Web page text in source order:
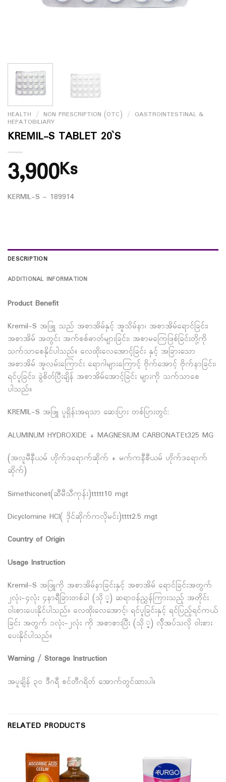
HEALTH / NON PRESCRIPTION (OTC) / GASTROINTESTINAL &
HEPATOBILIARY
KREMIL-S TABLET 20`S
3,900Ks
KERMIL-S – 189914
DESCRIPTION
ADDITIONAL INFORMATION
Product Benefit
Kremil-S အဖြူ သည် အစာအိမ်နှင့် အူသိမ်နာ၊ အစာအိမ်ရောင်ခြင်း၊
အစာအိမ် အတွင်း အက်စစ်ဓာတ်များခြင်း၊ အစာမကြေဖြစ်ခြင်းတို့ကို
သက်သာစေနိုင်ပါသည်။ လေထိုးလေအောင့်ခြင်း နှင့် အခြားသော
အစာအိမ် အူလမ်းကြောင်း ရောဂါများကြောင့် ဗိုက်အောင့် ဗိုက်နာခြင်း၊
ရင်ပူခြင်း၊ ခွဲစိတ်ပြီးချိန် အစာအိမ်အောင့်ခြင်း များကို သက်သာစေ
ပါသည်။
KREMIL-S အဖြူ ပူရှိန်းအရသာ ဆေးပြား တစ်ပြားတွင်:
ALUMINUM HYDROXIDE + MAGNESIUM CARBONATEt325 MG
(အလူမီနီယမ် ဟိုက်ဒရောက်ဆိုက် + မက်ကနီစီယမ် ဟိုက်ဒရောက်
ဆိုက်)
Simethiconet(ဆီမီသီကုန်း)ttttt10 mgt
Dicyclomine HCl( ဒိုင်ဆိုက်ကလိုမင်း)tttt2.5 mgt
Country of Origin
Usage Instruction
Kremil-S အဖြူကို အစာအိမ်နာခြင်းနှင့် အစာအိမ် ရောင်ခြင်းအတွက်
၂လုံး-၄လုံး ၄နာရီခြားတစ်ခါ (သို ့) ဆရာဝန်ညွှန်ကြားသည့် အတိုင်း
၀ါးစားပေးနိုင်ပါသည်။ လေထိုးလေအောင့်၊ ရင်ပူခြင်းနှင့် ရင်ပြည့်ရင်ကယ်
ခြင်း အတွက် ၁လုံး-၂လုံး ကို အစာစားပြီး (သို ့) လ်ိုအပ်သလို ၀ါးစား
ပေးနိုင်ပါသည်။
Warning / Storage Instruction
အပူချိန် ၃၀ ဒီဂရီ စင်တီဂရိတ် အောက်တွင်ထားပါ။
RELATED PRODUCTS